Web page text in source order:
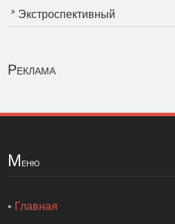
Экстроспективный
Реклама
Меню
• Главная